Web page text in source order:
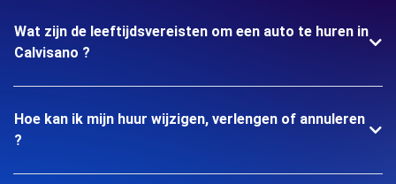
Wat zijn de leeftijdsvereisten om een auto te huren in
Calvisano ?
Hoe kan ik mijn huur wijzigen, verlengen of annuleren
?